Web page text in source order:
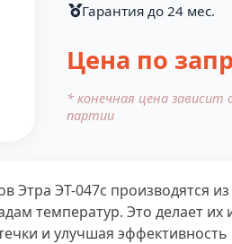
Гарантия до 24 мес.
Цена по
* конечная цена
партии
ЭТ-047с производятся
температур. Это делает
и улучшая